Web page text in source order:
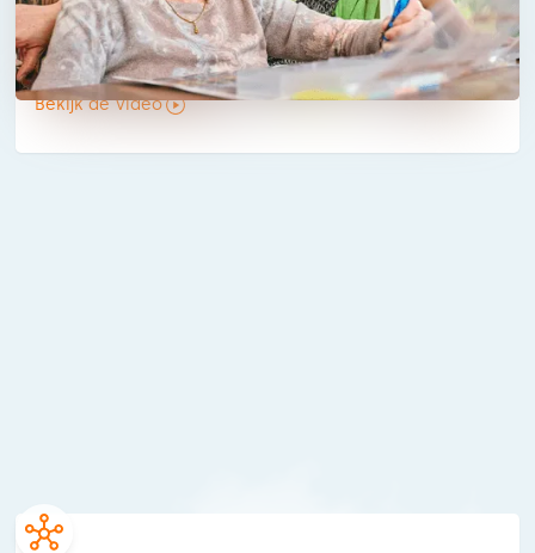
het netwerk, zodat de zorg bij Viattence altijd
doorgang heeft.
Bekijk de video